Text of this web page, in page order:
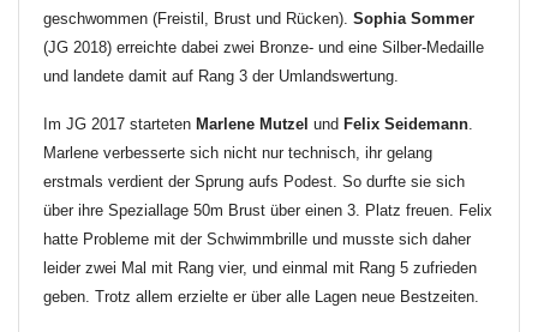
geschwommen (Freistil, Brust und Rücken). Sophia Sommer
(JG 2018) erreichte dabei zwei Bronze- und eine Silber-Medaille
und landete damit auf Rang 3 der Umlandswertung.
Im JG 2017 starteten Marlene Mutzel und Felix Seidemann.
Marlene verbesserte sich nicht nur technisch, ihr gelang
erstmals verdient der Sprung aufs Podest. So durfte sie sich
über ihre Speziallage 50m Brust über einen 3. Platz freuen. Felix
hatte Probleme mit der Schwimmbrille und musste sich daher
leider zwei Mal mit Rang vier, und einmal mit Rang 5 zufrieden
geben. Trotz allem erzielte er über alle Lagen neue Bestzeiten.